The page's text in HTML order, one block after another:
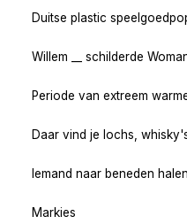
Duitse plastic
Willem __ schilderde
Periode van extreem
Daar vind je lochs,
Iemand naar beneden halen
Markies